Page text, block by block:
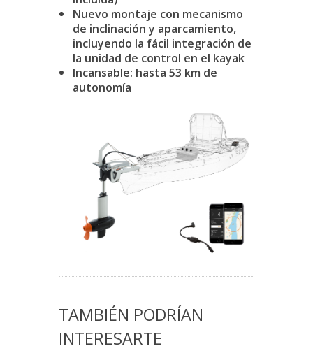
Nuevo montaje con mecanismo
de inclinación y aparcamiento,
incluyendo la fácil integración de
la unidad de control en el kayak
Incansable: hasta 53 km de
autonomía
TAMBIÉN PODRÍAN
INTERESARTE